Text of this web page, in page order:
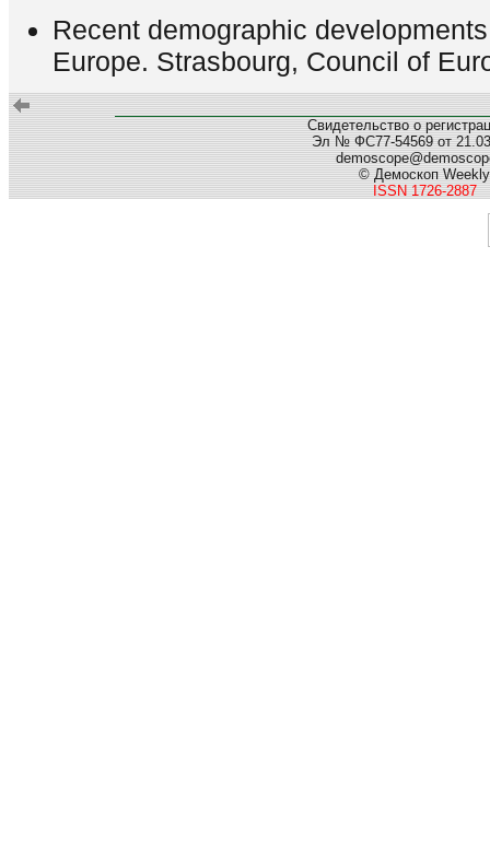
Recent demographic
Europe. Strasbourg, Council of
Свидетельство о
Эл № ФС77-54569 от
© Демоскоп Weekly
ISSN 1726-2887